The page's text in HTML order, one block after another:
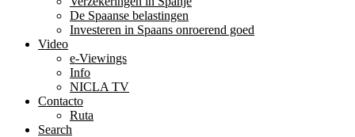
De Spaanse belastingen
Investeren in Spaans onroerend goed
Video
e-Viewings
Info
NICLA TV
Contacto
Ruta
Search